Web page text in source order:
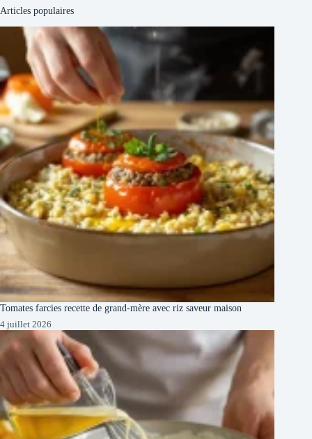
Articles populaires
Tomates farcies recette de grand-mère avec riz saveur maison
4 juillet 2026